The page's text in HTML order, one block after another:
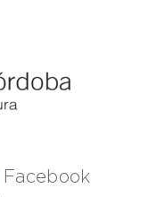
Facebook